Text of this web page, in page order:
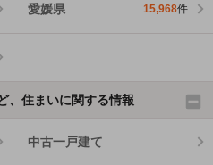
愛媛県 15,968件
、住まいに関する情報
中古一戸建て